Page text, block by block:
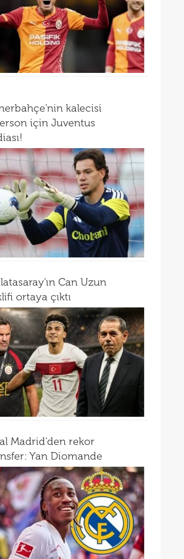
kalecisi
için Juventus
Can Uzun
ortaya çıktı
Madrid'den rekor
Yan Diomande